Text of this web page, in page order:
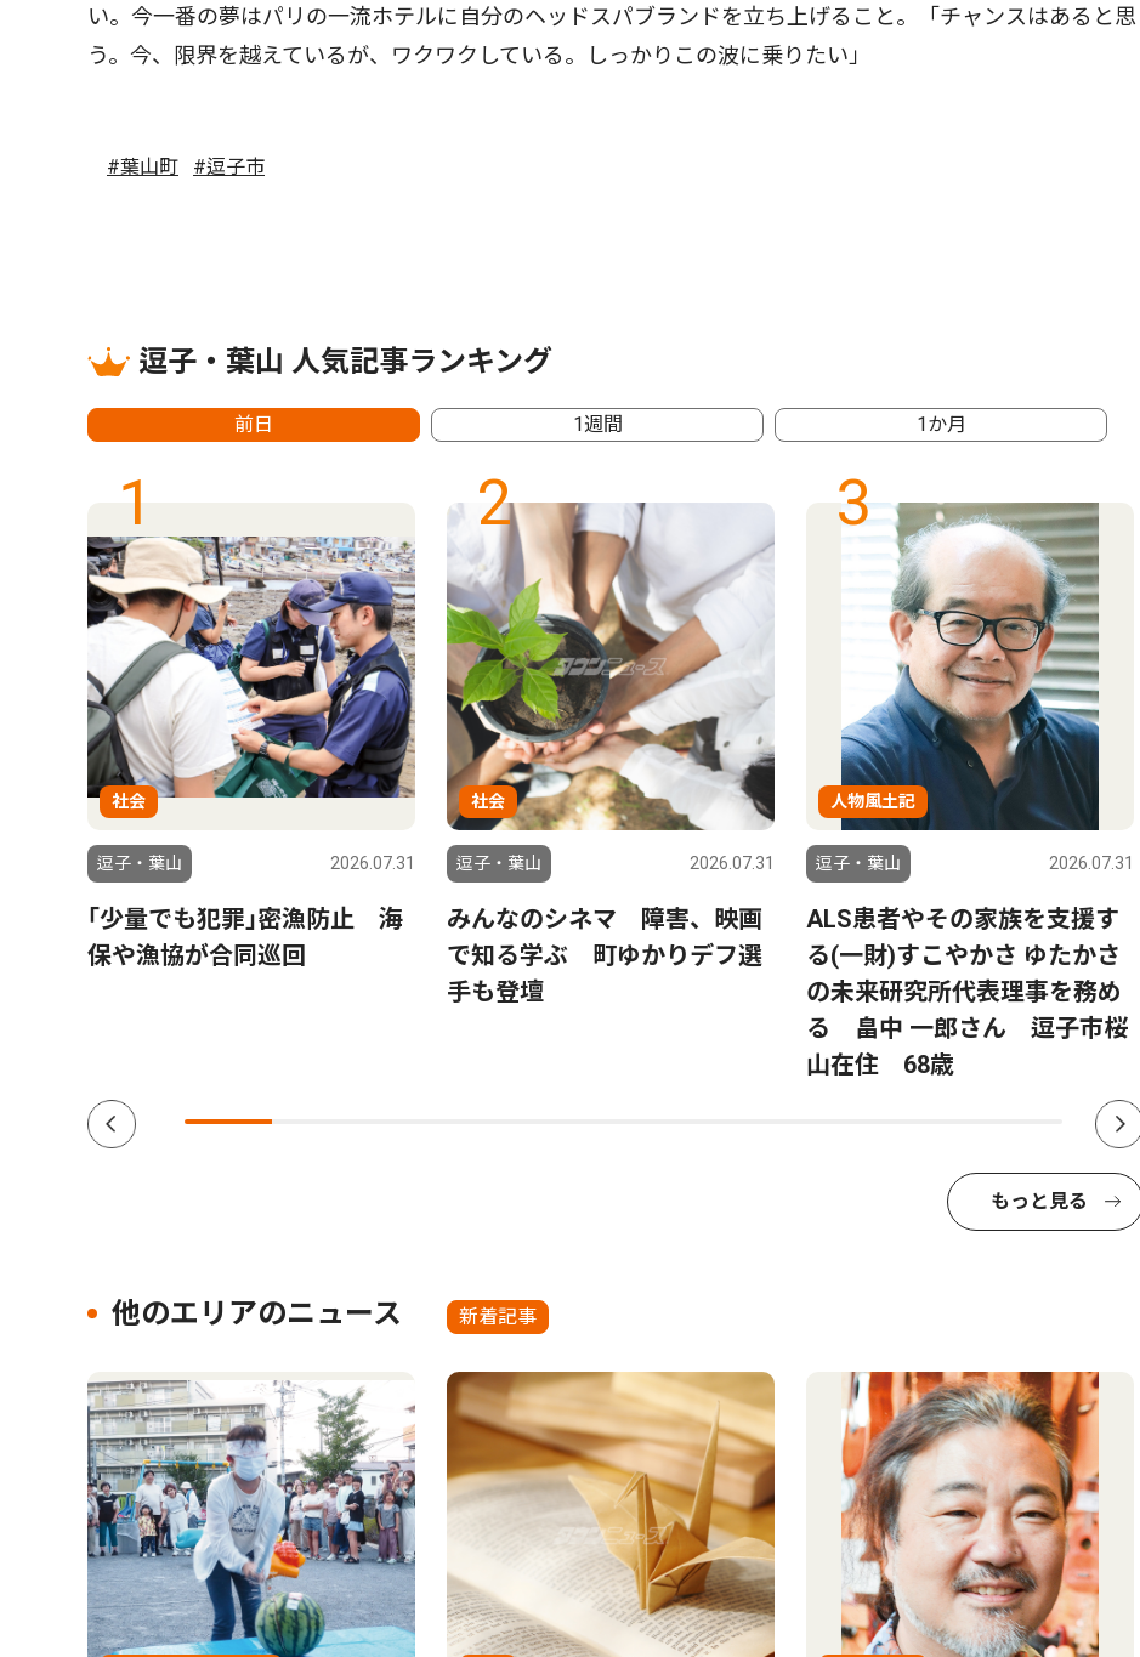
い。今一番の夢はパリの一流ホテルに自分のヘッドスパブランドを立ち上げること。「チャンスはあると思
う。今、限界を越えているが、ワクワクしている。しっかりこの波に乗りたい」
#葉山町 #逗子市
逗子・葉山 人気記事ランキング
前日 1週間 1か月
1
社会
逗子・葉山 2026.07.31
｢少量でも犯罪｣密漁防止 海
保や漁協が合同巡回
2
社会
逗子・葉山 2026.07.31
みんなのシネマ 障害、映画
で知る学ぶ 町ゆかりデフ選
手も登壇
3
人物風土記
逗子・葉山 2026.07.31
ALS患者やその家族を支援す
る(一財)すこやかさ ゆたかさ
の未来研究所代表理事を務め
る 畠中 一郎さん 逗子市桜
山在住 68歳
もっと見る
他のエリアのニュース 新着記事